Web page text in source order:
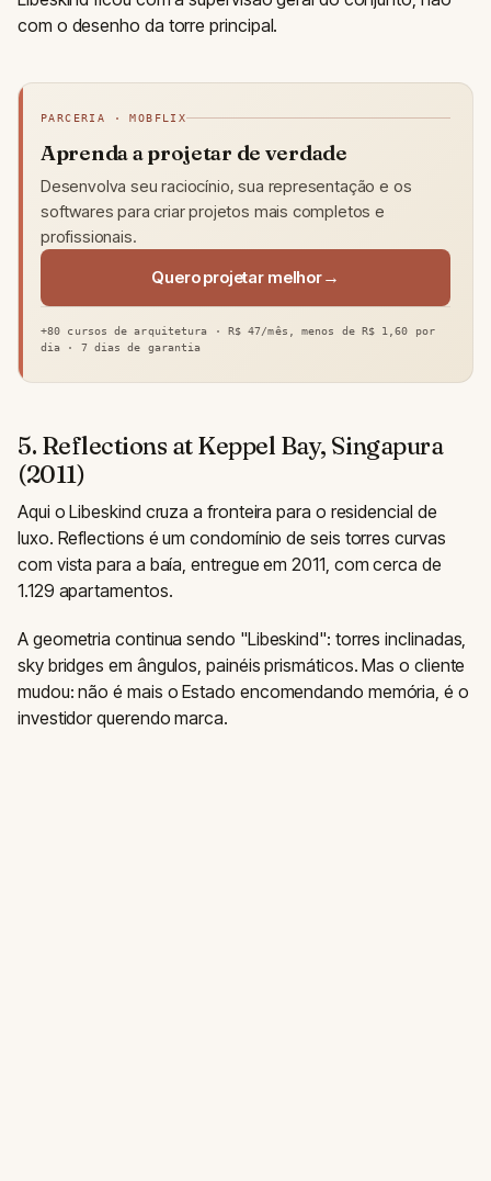
com o desenho da torre principal.
PARCERIA · MOBFLIX
Aprenda a projetar de verdade
Desenvolva seu raciocínio, sua representação e os
softwares para criar projetos mais completos e
profissionais.
Quero projetar melhor
+80 cursos de arquitetura · R$ 47/mês, menos de R$ 1,60 por
dia · 7 dias de garantia
5. Reflections at Keppel Bay, Singapura
(2011)
Aqui o Libeskind cruza a fronteira para o residencial de
luxo. Reflections é um condomínio de seis torres curvas
com vista para a baía, entregue em 2011, com cerca de
1.129 apartamentos.
A geometria continua sendo "Libeskind": torres inclinadas,
sky bridges em ângulos, painéis prismáticos. Mas o cliente
mudou: não é mais o Estado encomendando memória, é o
investidor querendo marca.